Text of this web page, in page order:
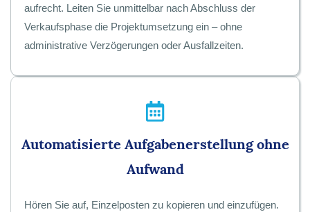
aufrecht. Leiten Sie unmittelbar nach Abschluss der
Verkaufsphase die Projektumsetzung ein – ohne
administrative Verzögerungen oder Ausfallzeiten.
Automatisierte Aufgabenerstellung ohne
Aufwand
Hören Sie auf, Einzelposten zu kopieren und einzufügen.